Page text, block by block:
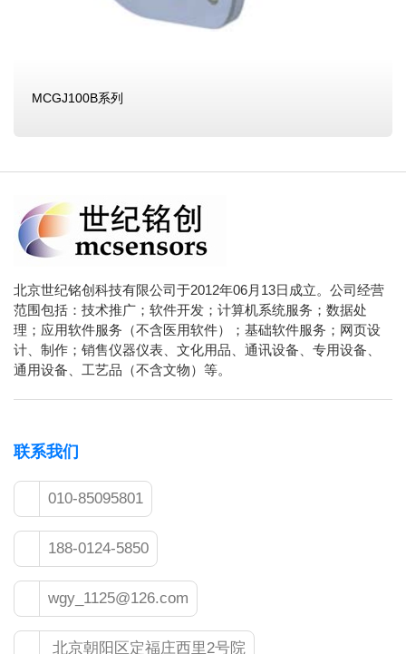
MCGJ100B系列
北京世纪铭创科技有限公司于2012年06月13日成立。公司经营
范围包括：技术推广；软件开发；计算机系统服务；数据处
理；应用软件服务（不含医用软件）；基础软件服务；网页设
计、制作；销售仪器仪表、文化用品、通讯设备、专用设备、
通用设备、工艺品（不含文物）等。
联系我们
010-85095801
188-0124-5850
wgy_1125@126.com
北京朝阳区定福庄西里2号院